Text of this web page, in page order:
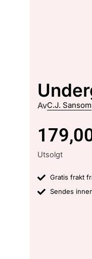
AvC.J. Sansom
Utsolgt
Gratis frakt
Sendes